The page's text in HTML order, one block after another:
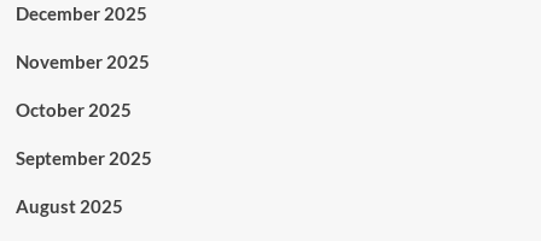
December 2025
November 2025
October 2025
September 2025
August 2025